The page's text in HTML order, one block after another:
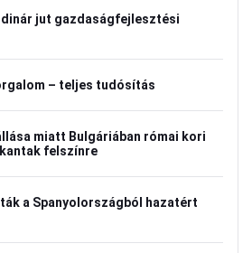
jut gazdaságfejlesztési
– teljes tudósítás
miatt Bulgáriában római kori
felszínre
a Spanyolországból hazatért